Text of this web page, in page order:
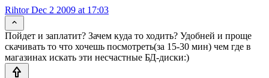
RihtorDec 2 2009 at 17:03
Пойдет и заплатит? Зачем куда то ходить? Удобней и проще
скачивать то что хочешь посмотреть(за 15-30 мин) чем где в
магазинах искать эти несчастные БД-диски:)